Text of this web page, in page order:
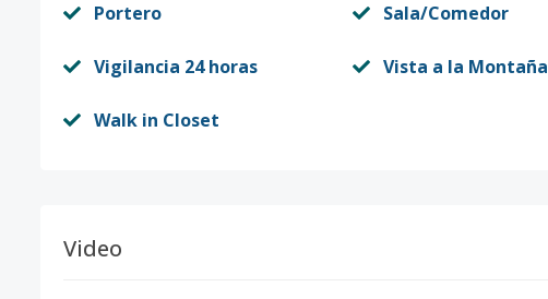
Portero Sala/Comedor
Vigilancia 24 horas Vista a la Montaña
Walk in Closet
Video